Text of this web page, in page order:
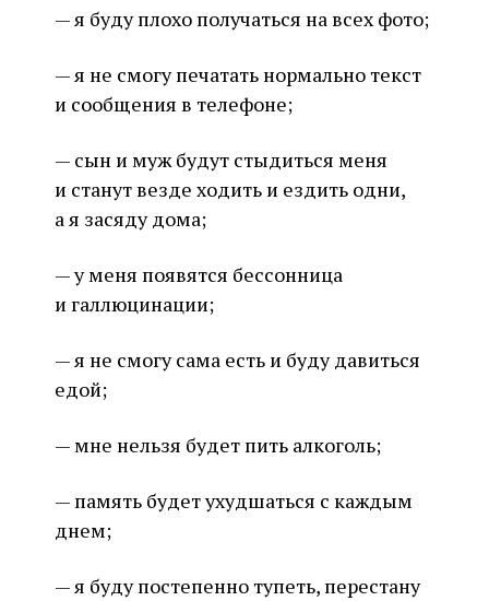
— я буду плохо получаться на всех фото;
— я не смогу печатать нормально текст
и сообщения в телефоне;
— сын и муж будут стыдиться меня
и станут везде ходить и ездить одни,
а я засяду дома;
— у меня появятся бессонница
и галлюцинации;
— я не смогу сама есть и буду давиться
едой;
— мне нельзя будет пить алкоголь;
— память будет ухудшаться с каждым
днем;
— я буду постепенно тупеть, перестану